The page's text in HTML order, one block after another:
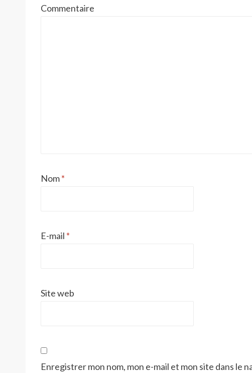
Commentaire
Nom*
E-mail *
Site web
Enregistrer mon nom, mon e-mail et mon site dans le